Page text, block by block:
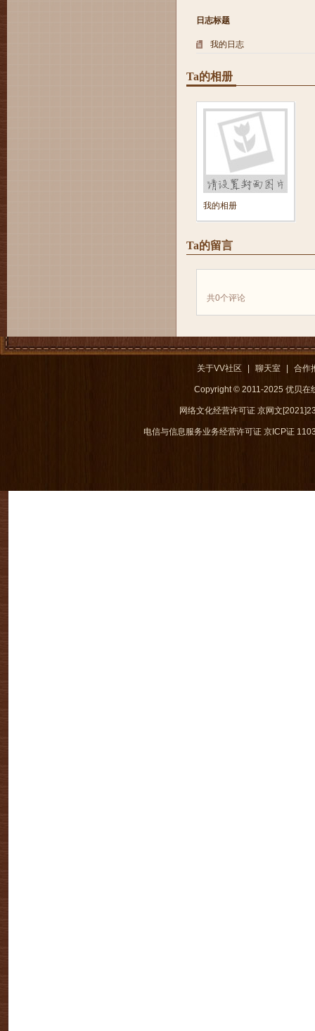
日志标题
我的日志
Ta的相册
我的相册
Ta的留言
共0个评论
关于VV社区 聊天室 合作
Copyright © 2011-2025 优贝在
网络文化经营许可证 京网文
电信与信息服务业务经营许可证 京ICP证